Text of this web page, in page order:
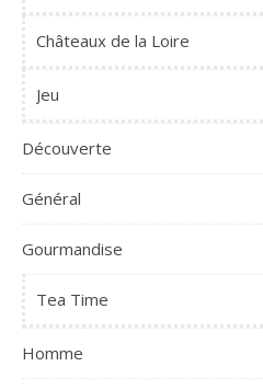
Châteaux de la Loire
Jeu
Découverte
Général
Gourmandise
Tea Time
Homme